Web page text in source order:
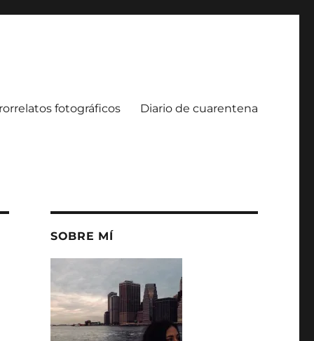
fotográficos Diario de cuarentena
SOBRE MÍ